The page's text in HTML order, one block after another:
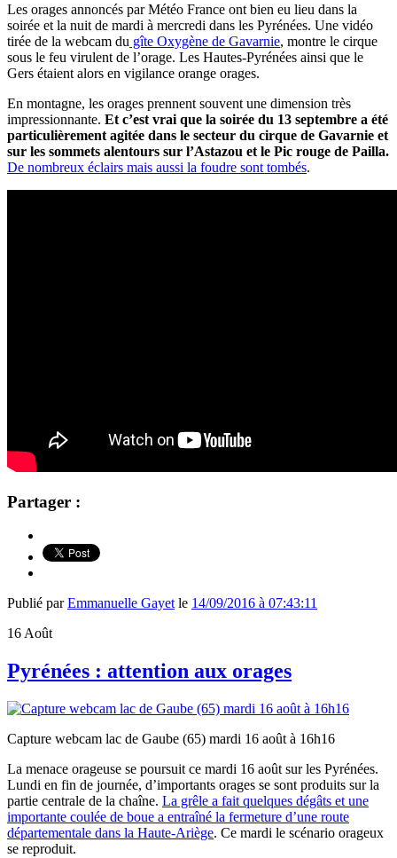
Les orages annoncés par Météo France ont bien eu lieu dans la
soirée et la nuit de mardi à mercredi dans les Pyrénées. Une vidéo
tirée de la webcam du gîte Oxygène de Gavarnie, montre le cirque
sous le feu virulent de l’orage. Les Hautes-Pyrénées ainsi que le
Gers étaient alors en vigilance orange orages.
En montagne, les orages prennent souvent une dimension très
impressionnante. Et c’est vrai que la soirée du 13 septembre a été
particulièrement agitée dans le secteur du cirque de Gavarnie et
sur les sommets alentours sur l’Astazou et le Pic rouge de Pailla.
De nombreux éclairs mais aussi la foudre sont tombés.
Partager :
Publié parEmmanuelle Gayet le 14/09/2016 à 07:43:11
16 Août
Pyrénées : attention aux orages
Capture webcam lac de Gaube (65) mardi 16 août à 16h16
La menace orageuse se poursuit ce mardi 16 août sur les Pyrénées.
Lundi en fin de journée, d’importants orages se sont produits sur la
partie centrale de la chaîne. La grêle a fait quelques dégâts et une
importante coulée de boue a entraîné la fermeture d’une route
départementale dans la Haute-Ariège. Ce mardi le scénario orageux
se reproduit.